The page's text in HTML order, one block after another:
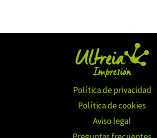
Política de privacidad
Política de cookies
Aviso legal